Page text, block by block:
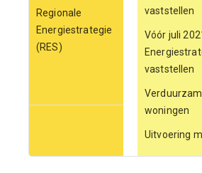
Regionale
Energiestrategie
(RES)
vaststellen
Vóór juli
vaststellen
woningen
Uitvoering